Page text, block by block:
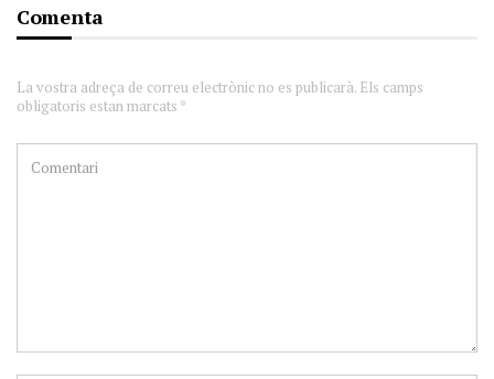
Comenta
La vostra adreça de correu electrònic no es publicarà. Els camps
obligatoris estan marcats *